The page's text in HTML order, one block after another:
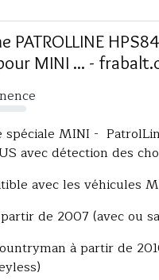
PATROLLINE
MINI ... -
spéciale MINI -
avec détection des
avec les véhicules
de 2007 (avec ou
à partir de